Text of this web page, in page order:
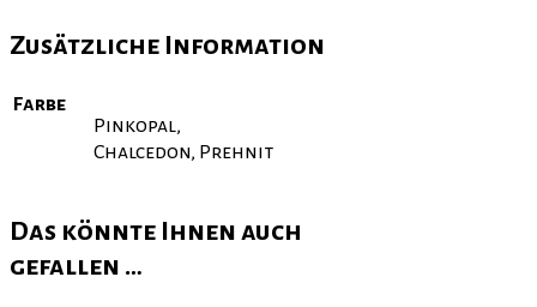
Zusätzliche Information
Farbe
Pinkopal,
Chalcedon, Prehnit
Das könnte Ihnen auch
gefallen …